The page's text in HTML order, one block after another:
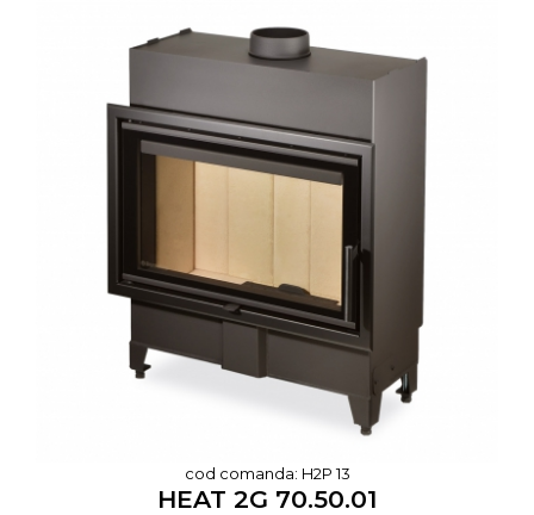
cod comanda: H2P 13
HEAT 2G 70.50.01